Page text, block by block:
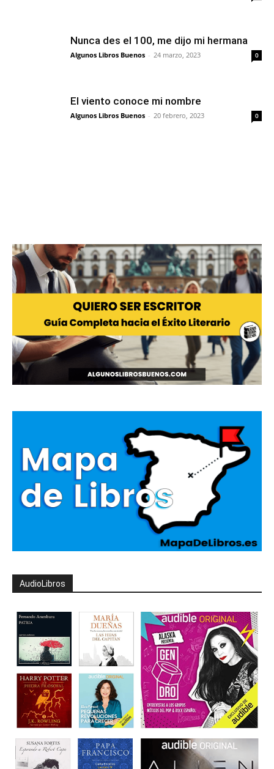
Nunca des el 100, me dijo mi hermana
Algunos Libros Buenos - 24 marzo, 2023 0
El viento conoce mi nombre
Algunos Libros Buenos - 20 febrero, 2023 0
AudioLibros